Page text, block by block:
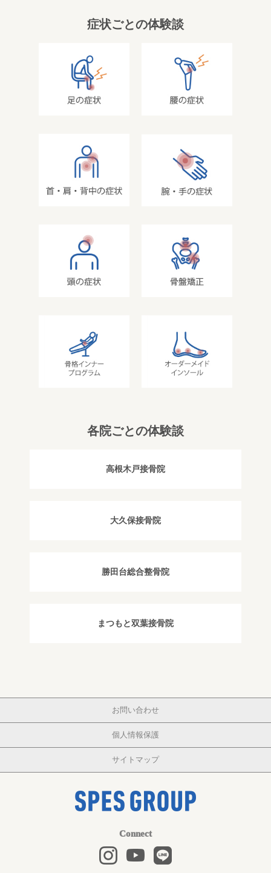
症状ごとの体験談
各院ごとの体験談
高根木戸接骨院
大久保接骨院
勝田台総合整骨院
まつもと双葉接骨院
お問い合わせ
個人情報保護
サイトマップ
Connect